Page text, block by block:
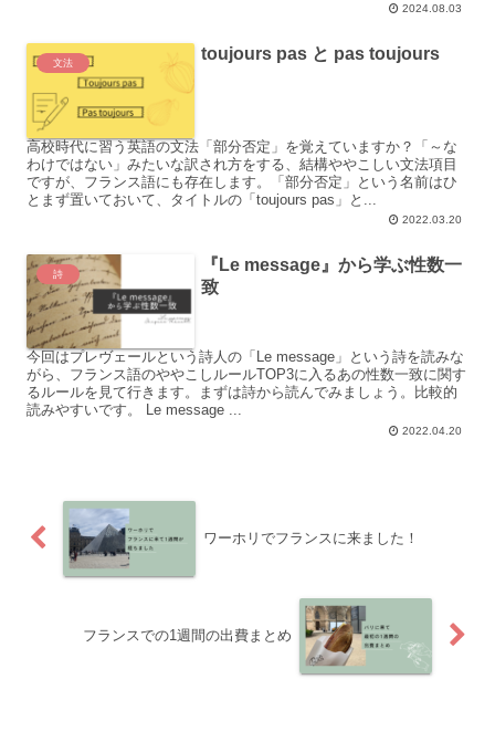
2024.08.03
文法 toujours pas と pas toujours
高校時代に習う英語の文法「部分否定」を覚えていますか？「～な
わけではない」みたいな訳され方をする、結構ややこしい文法項目
ですが、フランス語にも存在します。「部分否定」という名前はひ
とまず置いておいて、タイトルの「toujours pas」と...
2022.03.20
詩
『Le message』から学ぶ性数一
致
今回はプレヴェールという詩人の「Le message」という詩を読みな
がら、フランス語のややこしルールTOP3に入るあの性数一致に関す
るルールを見て行きます。まずは詩から読んでみましょう。比較的
読みやすいです。 Le message ...
2022.04.20
ワーホリでフランスに来ました！
フランスでの1週間の出費まとめ